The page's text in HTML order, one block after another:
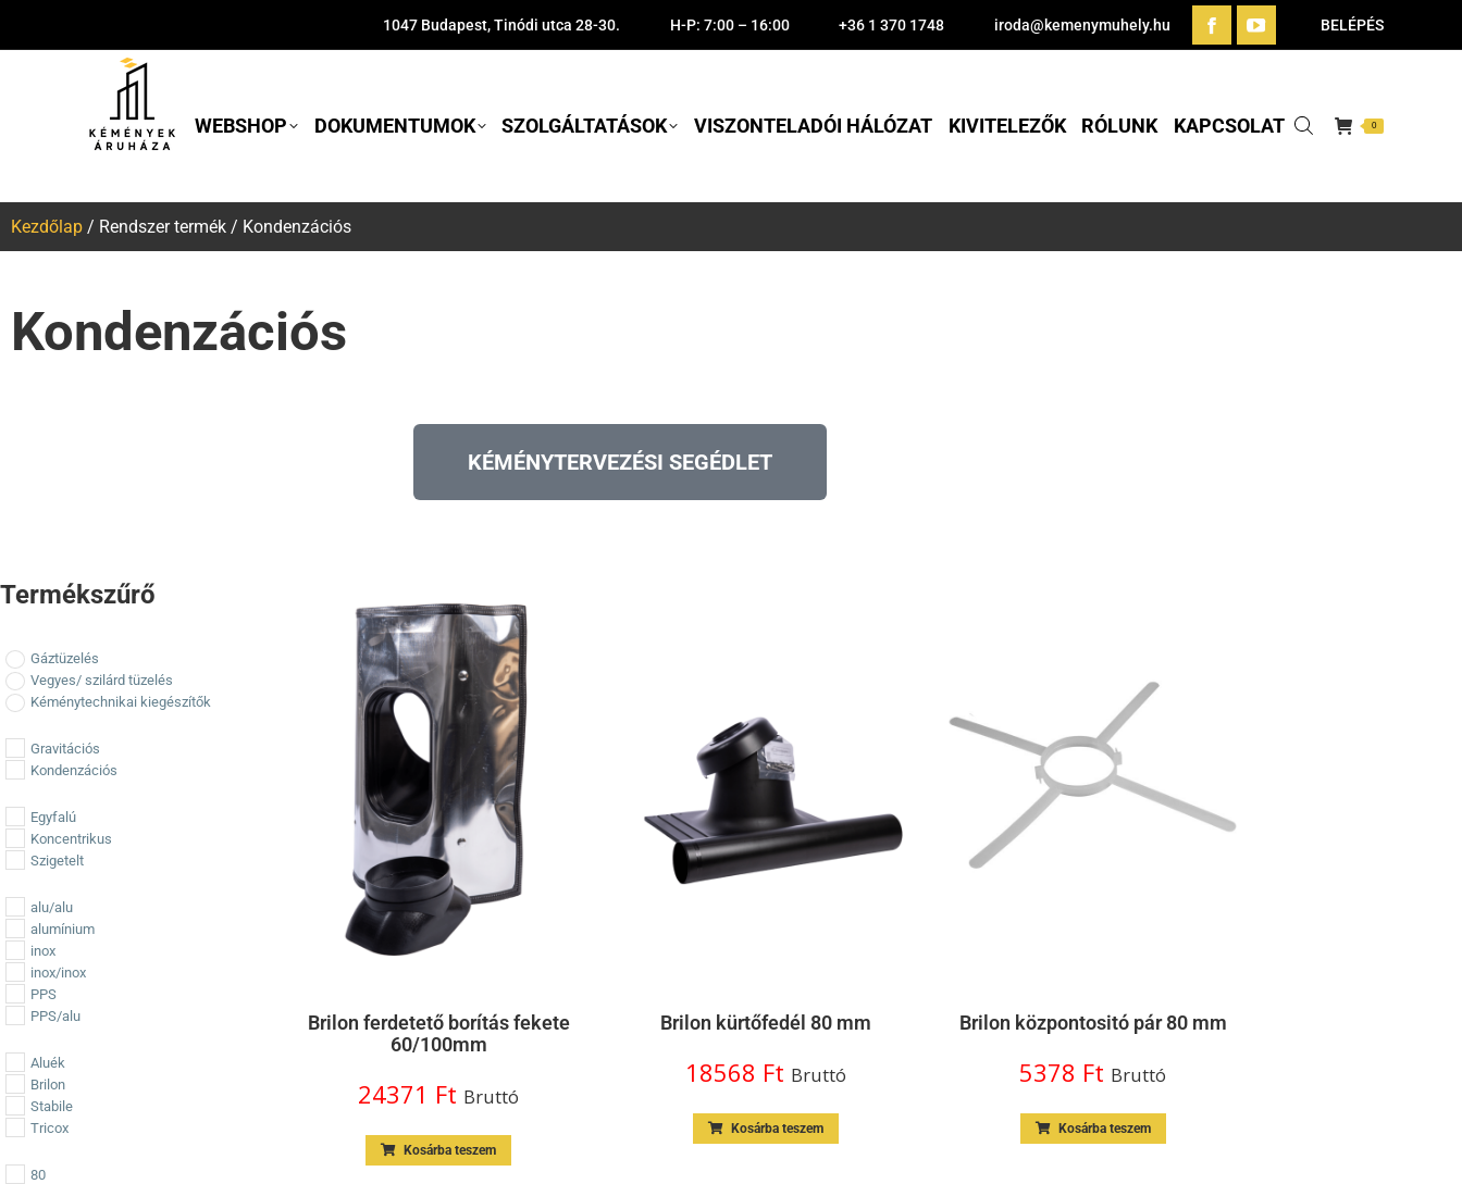
1047 Budapest, Tinódi utca 28-30. H-P: 7:00 – 16:00 +36 1 370 1748 iroda@kemenymuhely.hu BELÉPÉS
WEBSHOP DOKUMENTUMOK SZOLGÁLTATÁSOK VISZONTELADÓI HÁLÓZAT KIVITELEZŐK RÓLUNK KAPCSOLAT 0
Kezdőlap / Rendszer termék / Kondenzációs
Kondenzációs
KÉMÉNYTERVEZÉSI SEGÉDLET
Termékszűrő
Gáztüzelés
Vegyes/ szilárd tüzelés
Kéménytechnikai kiegészítők
Gravitációs
Kondenzációs
Egyfalú
Koncentrikus
Szigetelt
alu/alu
alumínium
inox
inox/inox
PPS
PPS/alu
Aluék
Brilon
Stabile
Tricox
80
Brilon ferdetető borítás fekete
60/100mm
24371 Ft Bruttó
Kosárba teszem
Brilon kürtőfedél 80 mm
18568 Ft Bruttó
Kosárba teszem
Brilon központositó pár 80 mm
5378 Ft Bruttó
Kosárba teszem